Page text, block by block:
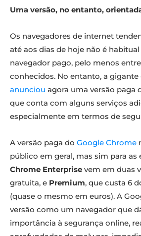
Uma versão, no entanto,
Os navegadores de internet
até aos dias de hoje não é
navegador pago, pelo menos
conhecidos. No entanto, a gigante
anunciou agora uma versão paga
que conta com alguns serviços
especialmente em termos de
A versão paga do Google Chrome
público em geral, mas sim para as
Chrome Enterprise vem em duas
gratuita, e Premium, que custa 6
(quase o mesmo em euros). A
versão como um navegador que
importância à segurança online,